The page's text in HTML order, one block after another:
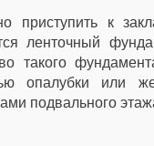
приступить к
ленточный
такого
опалубки или же
подвального